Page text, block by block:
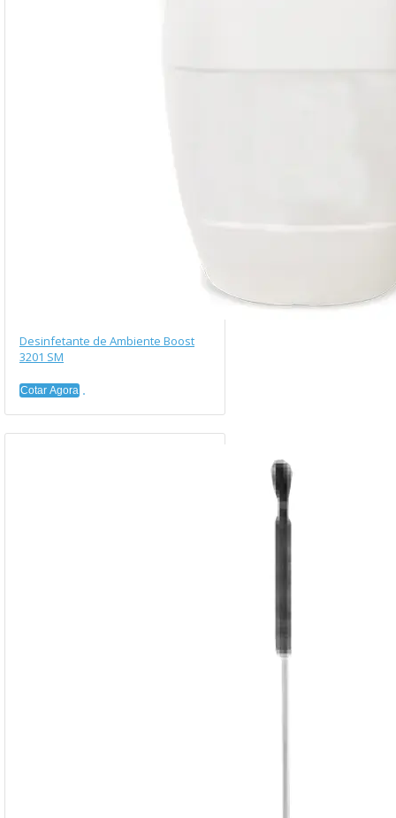
Desinfetante de Ambiente Boost
3201 SM
Cotar Agora